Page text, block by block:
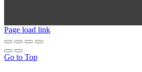
Page load link
Go to Top